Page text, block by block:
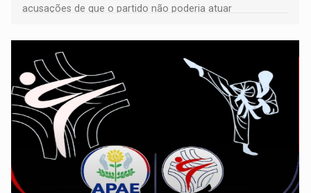
acusações de que o partido não poderia atuar